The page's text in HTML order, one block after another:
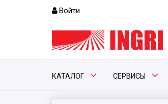
Войти
КАТАЛОГ СЕРВИСЫ